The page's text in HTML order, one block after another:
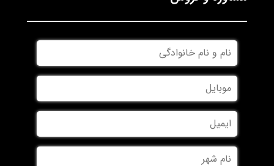
نام
و
نام
خانوادگی
موبایل
ایمیل
نام